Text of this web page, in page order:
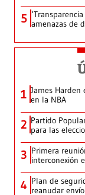
5 amenazas de
1 James
en la NBA
2 Partido
para las
3 Primera
interconexión
4 Plan de
reanudar